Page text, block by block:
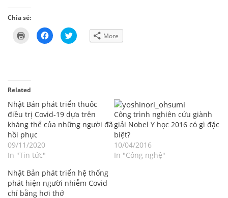
Chia sẻ:
Click
Click
to
share
Click
to More
Related
Nhật Bản phát triển thuốc
điều trị Covid-19 dựa trên
kháng thể của những người đã
hồi phục
09/11/2020
In "Tin tức"
Công trình nghiên cứu giành
giải Nobel Y học 2016 có gì đặc
biệt?
10/04/2016
In "Công nghệ"
Nhật Bản phát triển hệ thống
phát hiện người nhiễm Covid
chỉ bằng hơi thở